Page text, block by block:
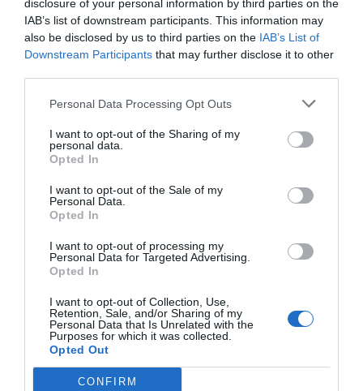
disclosure of your personal information by third parties on the
IAB’s list of downstream participants. This information may
also be disclosed by us to third parties on the IAB’s List of
Downstream Participants that may further disclose it to other
Personal Data Processing Opt Outs
I want to opt-out of the Sharing of my
personal data.
Opted In
I want to opt-out of the Sale of my
Personal Data.
Opted In
I want to opt-out of processing my
Personal Data for Targeted Advertising.
Opted In
I want to opt-out of Collection, Use,
Retention, Sale, and/or Sharing of my
Personal Data that Is Unrelated with the
Purposes for which it was collected.
Opted Out
CONFIRM
moltes a baix i que puguin pujar. Hem de parlar de
conciliació i de corresponsabilitat, anar a les
promocions, canviar de feina.... Com que totes
tenim organitzada la nostra logística i vida
familiar, ens costa canviar de feina. És un dels
alguns intangibles com ara la flexibilitat que el sou
i els homes és just al revés. I l'altre gran handicap
que tenim és sortir de l'ambient de treball i anar
als llocs. Necessitem visibilitat, hem d'estar a
figura al consell d'administració d'una empresa;
no n'hi ha prou en ser bones professionals.
Com es trenca el sostre de vidre?
Igualar les baixes de maternitat i paternitat;